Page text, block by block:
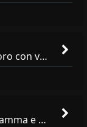
In realtà, io sono del settore e collaboro con vari negozi, ti possono dire che sono tutti brand abbastanza simili come
Marca e modello lavastoviglie? Programma e Deterisvo utilizzato ? Decalcificatore è regolato in in base alla durezza